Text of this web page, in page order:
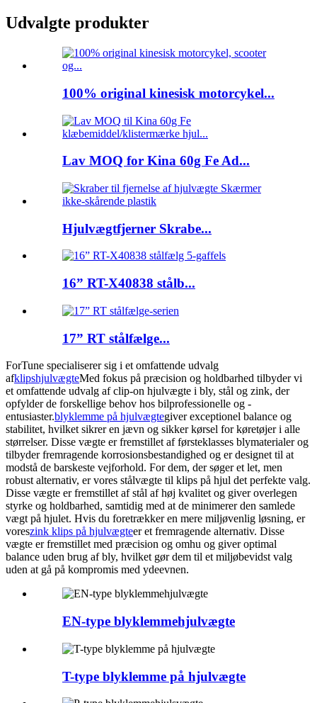
Udvalgte produkter
100% original kinesisk motorcykel...
Lav MOQ for Kina 60g Fe Ad...
Hjulvægtfjerner Skrabe...
16” RT-X40838 stålb...
17” RT stålfælge...
ForTune specialiserer sig i et omfattende udvalg
afklipshjulvægteMed fokus på præcision og holdbarhed tilbyder vi
et omfattende udvalg af clip-on hjulvægte i bly, stål og zink, der
opfylder de forskellige behov hos bilprofessionelle og -
entusiaster.blyklemme på hjulvægtegiver exceptionel balance og
stabilitet, hvilket sikrer en jævn og sikker kørsel for køretøjer i alle
størrelser. Disse vægte er fremstillet af førsteklasses blymaterialer og
tilbyder fremragende korrosionsbestandighed og er designet til at
modstå de barskeste vejforhold. For dem, der søger et let, men
robust alternativ, er vores stålvægte til klips på hjul det perfekte valg.
Disse vægte er fremstillet af stål af høj kvalitet og giver overlegen
styrke og holdbarhed, samtidig med at de minimerer den samlede
vægt på hjulet. Hvis du foretrækker en mere miljøvenlig løsning, er
voreszink klips på hjulvægteer et fremragende alternativ. Disse
vægte er fremstillet med præcision og omhu og giver optimal
balance uden brug af bly, hvilket gør dem til et miljøbevidst valg
uden at gå på kompromis med ydeevnen.
EN-type blyklemmehjulvægte
T-type blyklemme på hjulvægte